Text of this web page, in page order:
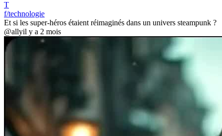
T
f/technologie
Et si les super-héros étaient réimaginés dans un univers steampunk ?
@allyil y a 2 mois